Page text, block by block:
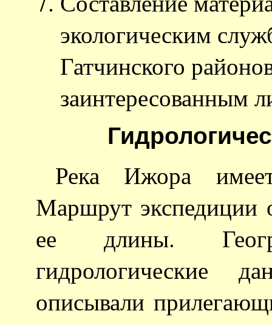
экологическим
Гатчинского
заинтересованным
Река Ижора
Маршрут экспедиции
ее длины.
гидрологические
описывали